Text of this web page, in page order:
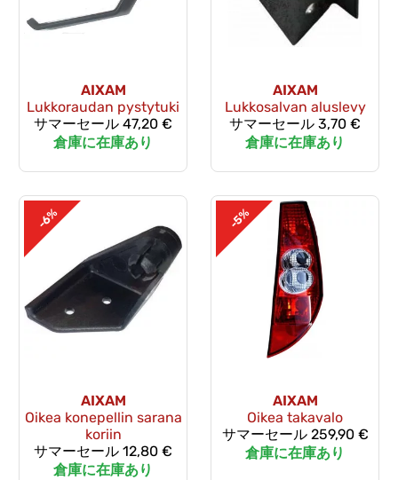
AIXAM
Lukkoraudan pystytuki
サマーセール 47,20 €
倉庫に在庫あり
AIXAM
Lukkosalvan aluslevy
サマーセール 3,70 €
倉庫に在庫あり
-6%
AIXAM
Oikea konepellin sarana
koriin
サマーセール 12,80 €
倉庫に在庫あり
-5%
AIXAM
Oikea takavalo
サマーセール259,90 €
倉庫に在庫あり